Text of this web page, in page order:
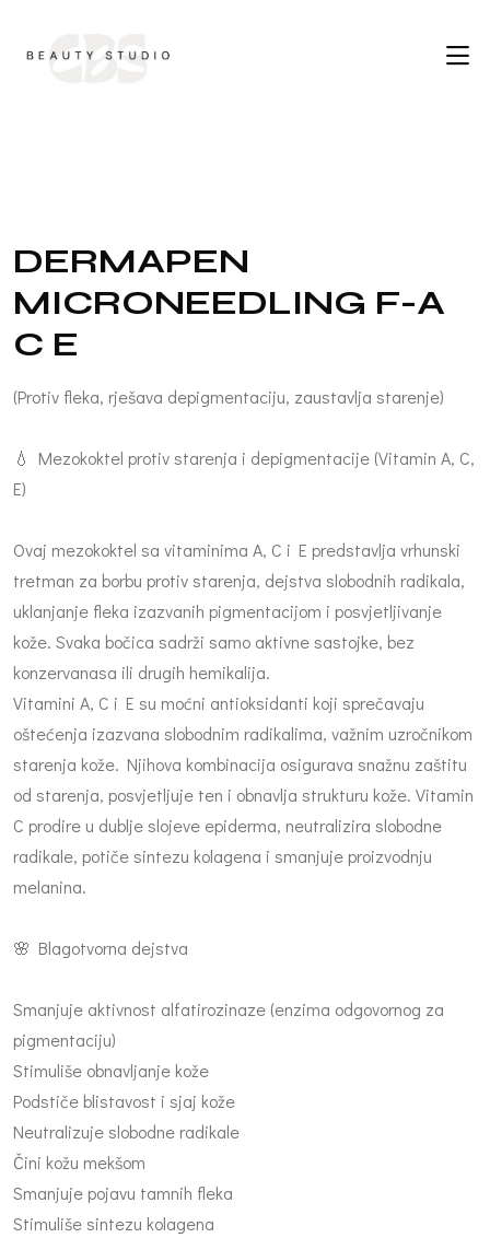
DERMAPEN
MICRONEEDLING F-A
C E
(Protiv fleka, rješava depigmentaciju, zaustavlja starenje)
💧 Mezokoktel protiv starenja i depigmentacije (Vitamin A, C,
E)
Ovaj mezokoktel sa vitaminima A, C i E predstavlja vrhunski
tretman za borbu protiv starenja, dejstva slobodnih radikala,
uklanjanje fleka izazvanih pigmentacijom i posvjetljivanje
kože. Svaka bočica sadrži samo aktivne sastojke, bez
konzervanasa ili drugih hemikalija.
Vitamini A, C i E su moćni antioksidanti koji sprečavaju
oštećenja izazvana slobodnim radikalima, važnim uzročnikom
starenja kože. Njihova kombinacija osigurava snažnu zaštitu
od starenja, posvjetljuje ten i obnavlja strukturu kože. Vitamin
C prodire u dublje slojeve epiderma, neutralizira slobodne
radikale, potiče sintezu kolagena i smanjuje proizvodnju
melanina.
🌸 Blagotvorna dejstva
Smanjuje aktivnost alfatirozinaze (enzima odgovornog za
pigmentaciju)
Stimuliše obnavljanje kože
Podstiče blistavost i sjaj kože
Neutralizuje slobodne radikale
Čini kožu mekšom
Smanjuje pojavu tamnih fleka
Stimuliše sintezu kolagena